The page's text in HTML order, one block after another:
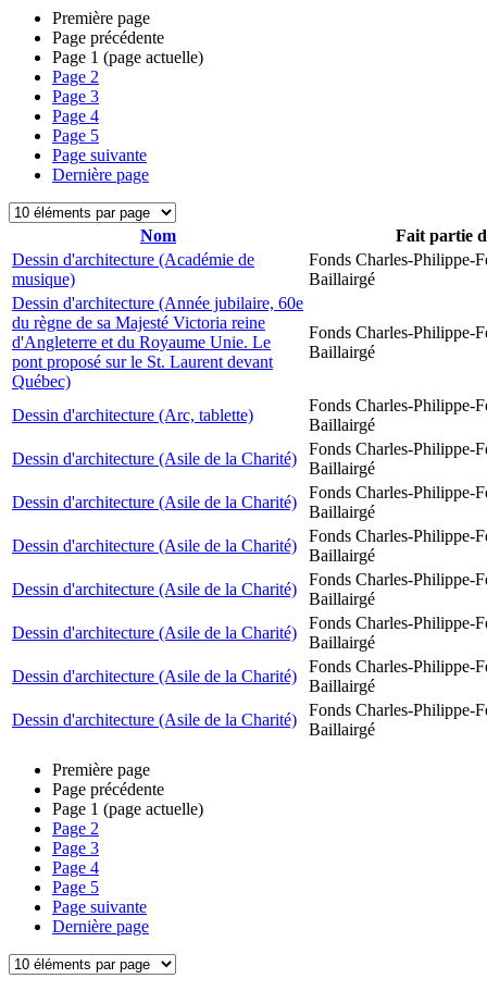
Première page
Page précédente
Page 1 (page actuelle)
Page 2
Page 3
Page 4
Page 5
Page suivante
Dernière page
Nom
Fait partie
Dessin d'architecture (Académie de
musique)
Fonds Charles-Philippe-
Baillairgé
Dessin d'architecture (Année jubilaire, 60e
du règne de sa Majesté Victoria reine
d'Angleterre et du Royaume Unie. Le
pont proposé sur le St. Laurent devant
Québec)
Fonds Charles-Philippe-
Baillairgé
Dessin d'architecture (Arc, tablette)
Fonds Charles-Philippe-
Baillairgé
Dessin d'architecture (Asile de la Charité)
Fonds Charles-Philippe-
Baillairgé
Dessin d'architecture (Asile de la Charité)
Fonds Charles-Philippe-
Baillairgé
Dessin d'architecture (Asile de la Charité)
Fonds Charles-Philippe-
Baillairgé
Dessin d'architecture (Asile de la Charité)
Fonds Charles-Philippe-
Baillairgé
Dessin d'architecture (Asile de la Charité)
Fonds Charles-Philippe-
Baillairgé
Dessin d'architecture (Asile de la Charité)
Fonds Charles-Philippe-
Baillairgé
Dessin d'architecture (Asile de la Charité)
Fonds Charles-Philippe-
Baillairgé
Première page
Page précédente
Page 1 (page actuelle)
Page 2
Page 3
Page 4
Page 5
Page suivante
Dernière page